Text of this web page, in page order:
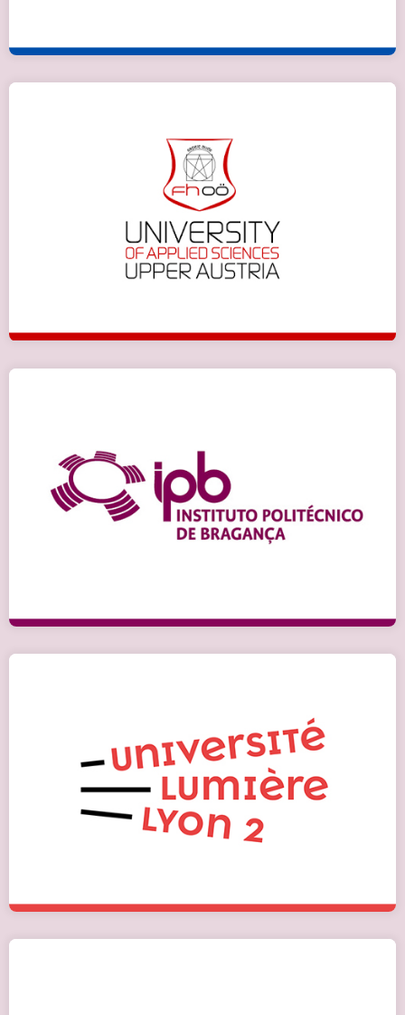
Верхня Австрія (кампус Штайєр)
Браганса (Португалія)
Детальніше
Ліон (Франція)
Детальніше